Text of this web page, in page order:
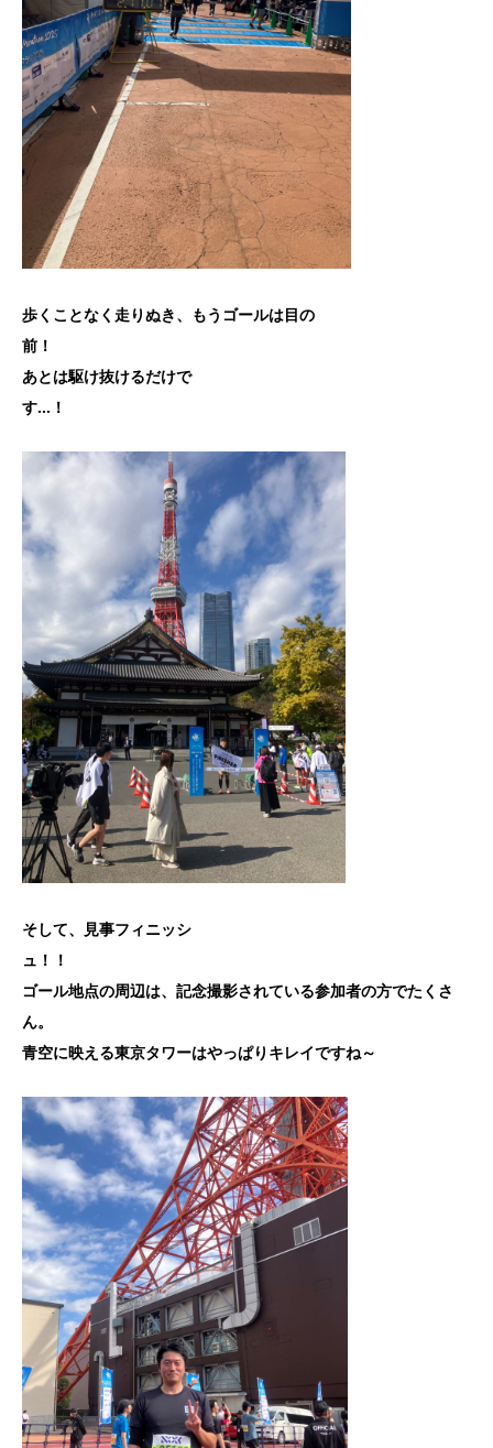
歩くことなく走りぬき、もうゴールは目の
前
あとは駆け抜けるだけで
す…！
そして、見事フィニッシ
ュ
ゴール地点の周辺は、 記念撮影されている参加者の方でたくさ
ん
青空に映える東京タワーはやっぱりキレイですね～